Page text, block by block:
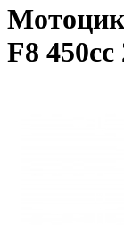
F8 450cc